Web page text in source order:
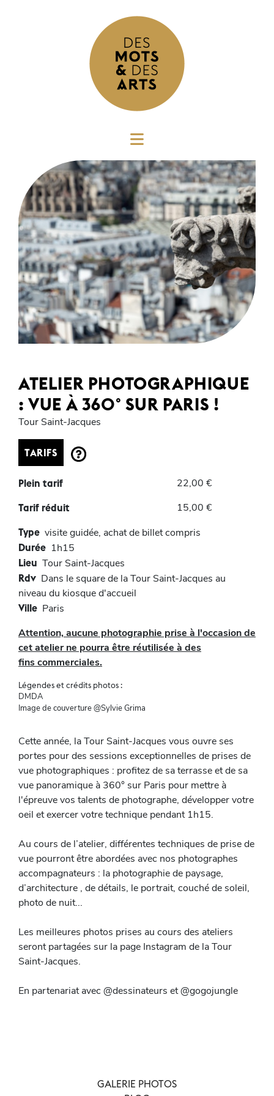
ATELIER PHOTOGRAPHIQUE
: VUE À 360° SUR PARIS !
Tour Saint-Jacques
TARIFS
Plein tarif 22,00 €
Tarif réduit 15,00 €
Type visite guidée, achat de billet compris
Durée 1h15
Lieu Tour Saint-Jacques
Rdv Dans le square de la Tour Saint-Jacques au
niveau du kiosque d'accueil
Ville Paris
Attention, aucune photographie prise à l'occasion de
cet atelier ne pourra être réutilisée à des
fins commerciales.
Légendes et crédits photos :
DMDA
Image de couverture @Sylvie Grima
Cette année, la Tour Saint-Jacques vous ouvre ses
portes pour des sessions exceptionnelles de prises de
vue photographiques : profitez de sa terrasse et de sa
vue panoramique à 360° sur Paris pour mettre à
l'épreuve vos talents de photographe, développer votre
oeil et exercer votre technique pendant 1h15.
Au cours de l’atelier, différentes techniques de prise de
vue pourront être abordées avec nos photographes
accompagnateurs : la photographie de paysage,
d’architecture , de détails, le portrait, couché de soleil,
photo de nuit...
Les meilleures photos prises au cours des ateliers
seront partagées sur la page Instagram de la Tour
Saint-Jacques.
En partenariat avec @dessinateurs et @gogojungle
GALERIE PHOTOS